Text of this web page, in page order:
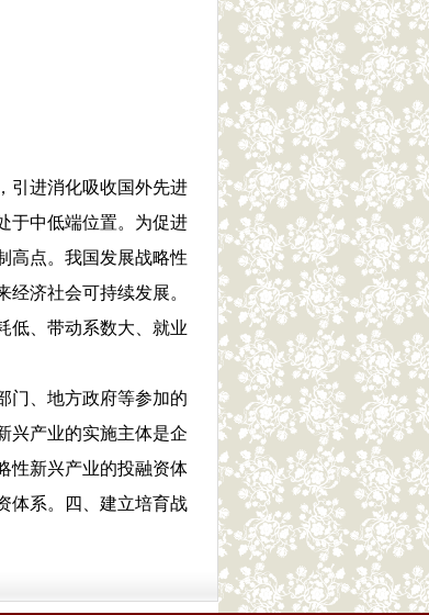
引进消化吸收国外先进
于中低端位置。为促进
高点。我国发展战略性
济社会可持续发展。
低、带动系数大、就业
门、地方政府等参加的
兴产业的实施主体是企
性新兴产业的投融资体
体系。四、建立培育战